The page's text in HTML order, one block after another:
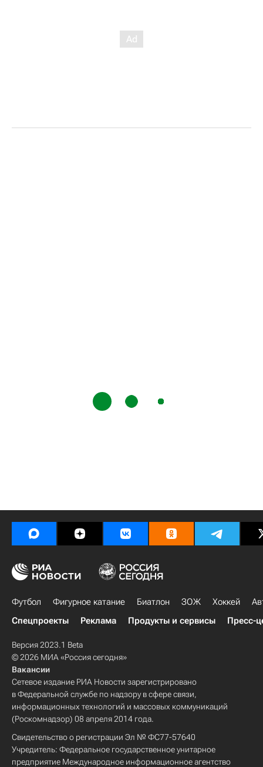
Футбол Фигурное катание Биатлон ЗОЖ Хоккей
Спецпроекты
Реклама Продукты и сервисы Пресс-
Версия 2023.1 Beta
© 2026 МИА «Россия сегодня»
Вакансии
Сетевое издание РИА Новости зарегистрировано
в Федеральной службе по надзору в сфере связи,
информационных технологий и массовых коммуникаций
(Роскомнадзор) 08 апреля 2014 года.
Свидетельство о регистрации Эл № ФС77-57640
Учредитель: Федеральное государственное унитарное
предприятие Международное информационное агентство